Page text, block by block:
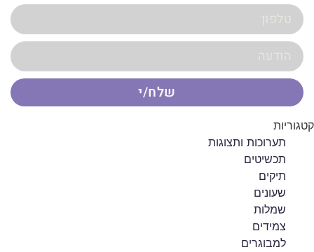
שלח/י
קטגוריות
תערוכות ותצוגות
תכשיטים
תיקים
שעונים
שמלות
צמידים
למבוגרים